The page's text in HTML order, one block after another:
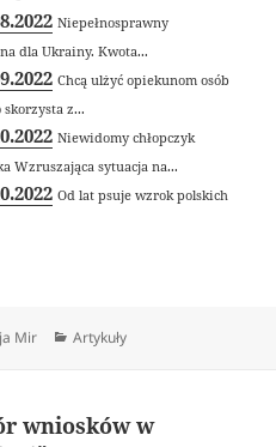
Niepełnosprawny
dla Ukrainy. Kwota...
Chcą ulżyć opiekunom osób
z...
Niewidomy chłopczyk
Wzruszająca sytuacja na...
Od lat psuje wzrok polskich
Mir Kategorie
Artykuły
wniosków w